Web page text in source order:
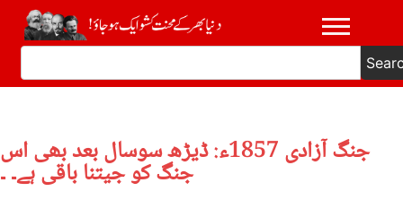
جنگ آزادی 1857ء: ڈیڑھ سوسال بعد بھی اس
جنگ کو جیتنا باقی ہے۔ ۔